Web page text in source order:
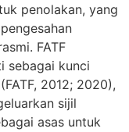
penolakan, yang
FATF
sebagai kunci
2012; 2020),
sijil
asas untuk